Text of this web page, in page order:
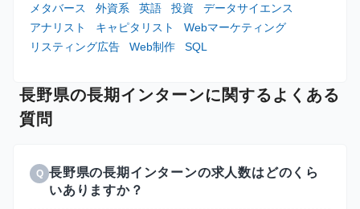
メタバース
外資系 英語 投資
データサイエンス
アナリスト
キャピタリスト
Webマーケティング
リスティング広告
Web制作 SQL
長野県の長期インターンに関するよくある
質問
Q 長野県の長期インターンの求人数はどのくら
いありますか？